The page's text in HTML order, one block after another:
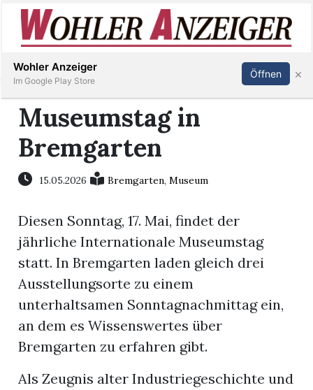
Immobilien
Veranstaltungen
Stellen
E-
Newsletter
App
Inserieren Abonnieren Anmelden
Museumstag in
Bremgarten
15.05.2026 Bremgarten,Museum
Diesen Sonntag, 17. Mai, findet der
jährliche Internationale Museumstag
statt. In Bremgarten laden gleich drei
Ausstellungsorte zu einem
unterhaltsamen Sonntagnachmittag ein,
an dem es Wissenswertes über
Bremgarten zu erfahren gibt.
Als Zeugnis alter Industriegeschichte und
Wohler Anzeiger
Im Google Play Store
Öffnen ×